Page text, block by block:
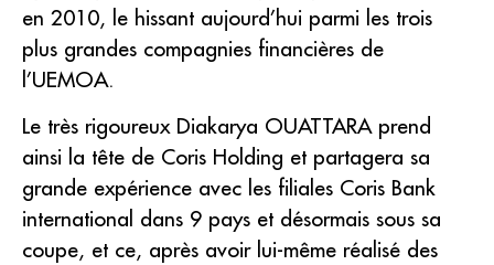
en 2010, le hissant aujourd’hui parmi les trois
plus grandes compagnies financières de
l’UEMOA.
Le très rigoureux Diakarya OUATTARA prend
ainsi la tête de Coris Holding et partagera sa
grande expérience avec les filiales Coris Bank
international dans 9 pays et désormais sous sa
coupe, et ce, après avoir lui-même réalisé des